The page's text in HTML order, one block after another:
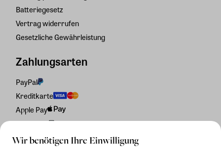
Wir benötigen Ihre Einwilligung
Batteriegesetz
Vertrag widerrufen
Gesetzliche Gewährleistung
Zahlungsarten
PayPal
Kreditkarte
Apple Pay
Rechnung